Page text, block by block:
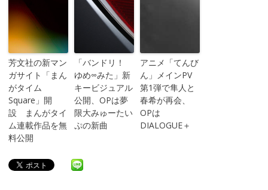
芳文社の新マン
ガサイト「まん
がタイム
Square」開
設 まんがタイ
ム連載作品を無
料公開
「バンドリ！
ゆめ∞みた」新
キービジュアル
公開、OPは夢
限大みゅーたい
ぷの新曲
アニメ「てんび
ん」メインPV
第1弾で隼人と
春希が再会、
OPは
DIALOGUE＋